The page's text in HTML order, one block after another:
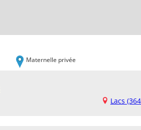
Maternelle privée
Lacs